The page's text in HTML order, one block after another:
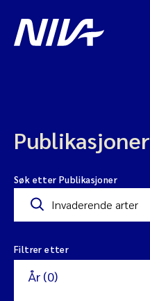
Publikasjoner
Søk etter Publikasjoner
Filtrer etter
År (0)